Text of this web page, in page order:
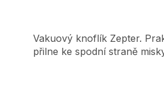
Vakuový knoflík Zepter.
přilne ke spodní straně